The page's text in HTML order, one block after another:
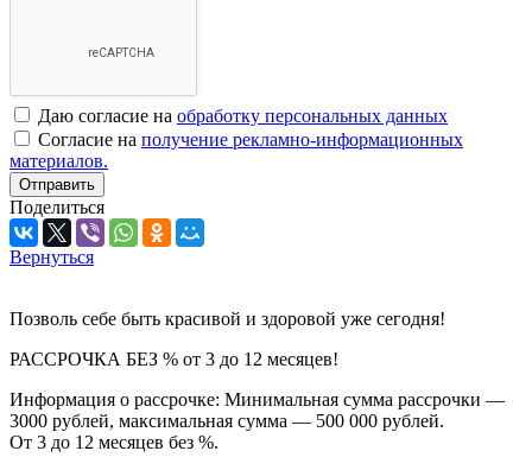
Даю согласие на обработку персональных данных
Согласие на получение рекламно-информационных
материалов.
Отправить
Поделиться
Вернуться
Позволь себе быть красивой и здоровой уже сегодня!
РАССРОЧКА БЕЗ % от 3 до 12 месяцев!
Информация о рассрочке: Минимальная сумма рассрочки —
3000 рублей, максимальная сумма — 500 000 рублей.
От 3 до 12 месяцев без %.